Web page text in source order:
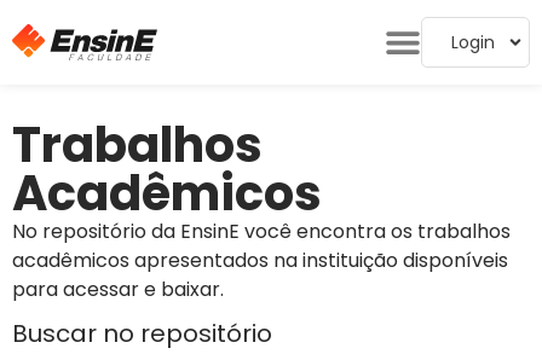
Login
Trabalhos
Acadêmicos
No repositório da EnsinE você encontra os trabalhos
acadêmicos apresentados na instituição disponíveis
para acessar e baixar.
Buscar no repositório